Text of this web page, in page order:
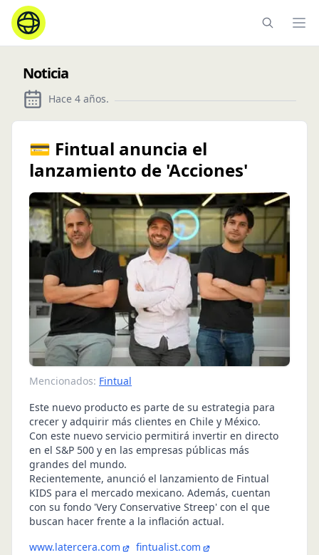
Noticia
Hace 4 años.
💳 Fintual anuncia el
lanzamiento de 'Acciones'
Mencionados: Fintual
Este nuevo producto es parte de su estrategia para
crecer y adquirir más clientes en Chile y México.
Con este nuevo servicio permitirá invertir en directo
en el S&P 500 y en las empresas públicas más
grandes del mundo.
Recientemente, anunció el lanzamiento de Fintual
KIDS para el mercado mexicano. Además, cuentan
con su fondo 'Very Conservative Streep' con el que
buscan hacer frente a la inflación actual.
www.latercera.com
fintualist.com